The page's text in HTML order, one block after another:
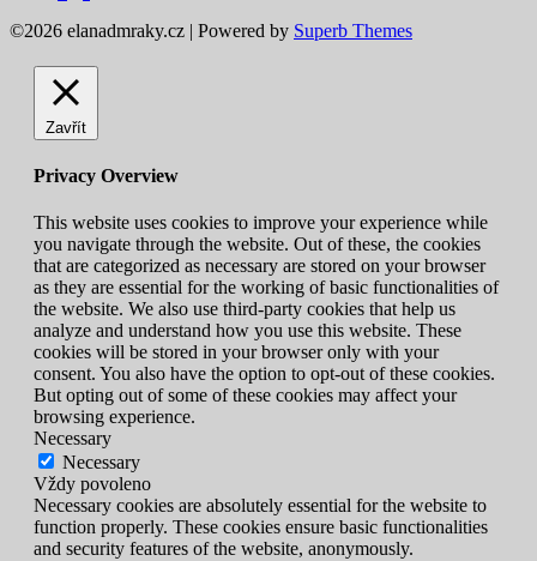
©2026 elanadmraky.cz | Powered by Superb Themes
Zavřít
Privacy Overview
This website uses cookies to improve your experience while
you navigate through the website. Out of these, the cookies
that are categorized as necessary are stored on your browser
as they are essential for the working of basic functionalities of
the website. We also use third-party cookies that help us
analyze and understand how you use this website. These
cookies will be stored in your browser only with your
consent. You also have the option to opt-out of these cookies.
But opting out of some of these cookies may affect your
browsing experience.
Necessary
Necessary
Vždy povoleno
Necessary cookies are absolutely essential for the website to
function properly. These cookies ensure basic functionalities
and security features of the website, anonymously.